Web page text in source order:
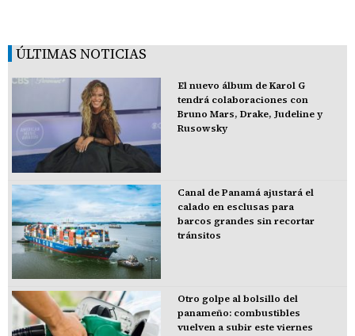
ÚLTIMAS NOTICIAS
El nuevo álbum de Karol G
tendrá colaboraciones con
Bruno Mars, Drake, Judeline y
Rusowsky
Canal de Panamá ajustará el
calado en esclusas para
barcos grandes sin recortar
tránsitos
Otro golpe al bolsillo del
panameño: combustibles
vuelven a subir este viernes